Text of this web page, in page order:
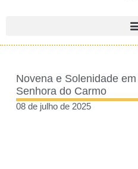
Novena e Solenidade
Senhora do Carmo
08 de julho de 2025